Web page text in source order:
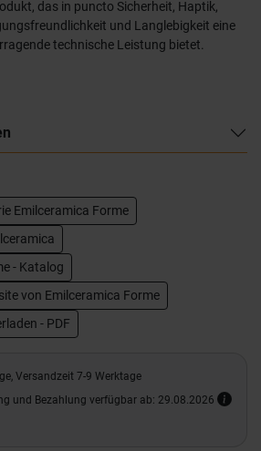
das in puncto Sicherheit, Haptik,
und Langlebigkeit eine
technische Leistung bietet.
Emilceramica Forme
- Katalog
von Emilceramica Forme
- PDF
Versandzeit 7-9 Werktage
und Bezahlung verfügbar ab: 29.08.2026